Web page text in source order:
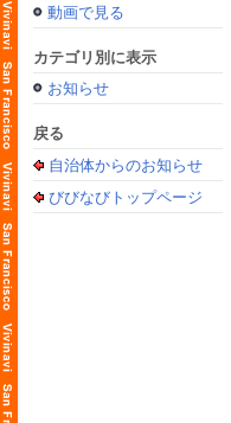
動画で見る
カテゴリ別に表示
お知らせ
戻る
自治体からのお知らせ
びびなびトップページ